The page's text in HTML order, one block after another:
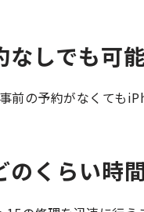
しでも可
前の予約がなくても
くらい時